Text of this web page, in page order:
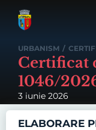
URBANISM /
Certificat
1046/
3 iunie 2026
ELABORARE